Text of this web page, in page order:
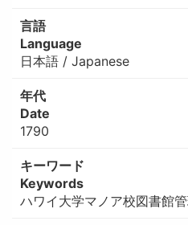
言語
Language
日本語 / Japanese
年代
Date
1790
キーワード
Keywords
ハワイ大学マノア校図書館